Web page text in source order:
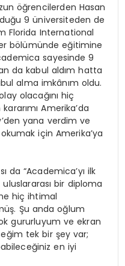
öğrencilerden Hasan
9 üniversiteden de
Florida International
bölümünde eğitimine
sayesinde 9
da kabul aldım hatta
alma imkânım oldu.
olacağını hiç
Amerika’da
yana verdim ve
için Amerika’ya
da “Academica’yı ilk
bir diploma
hiç ihtimal
Şu anda oğlum
gururluyum ve ekran
tek bir şey var;
en iyi